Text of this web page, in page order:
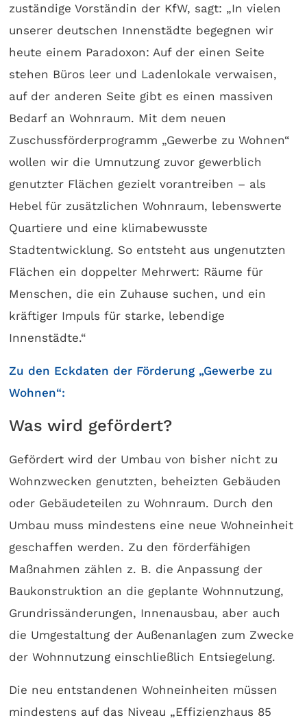
zuständige Vorständin der KfW, sagt: „In vielen
unserer deutschen Innenstädte begegnen wir
heute einem Paradoxon: Auf der einen Seite
stehen Büros leer und Ladenlokale verwaisen,
auf der anderen Seite gibt es einen massiven
Bedarf an Wohnraum. Mit dem neuen
Zuschussförderprogramm „Gewerbe zu Wohnen“
wollen wir die Umnutzung zuvor gewerblich
genutzter Flächen gezielt vorantreiben – als
Hebel für zusätzlichen Wohnraum, lebenswerte
Quartiere und eine klimabewusste
Stadtentwicklung. So entsteht aus ungenutzten
Flächen ein doppelter Mehrwert: Räume für
Menschen, die ein Zuhause suchen, und ein
kräftiger Impuls für starke, lebendige
Innenstädte.“
Zu den Eckdaten der Förderung „Gewerbe zu
Wohnen“:
Was wird gefördert?
Gefördert wird der Umbau von bisher nicht zu
Wohnzwecken genutzten, beheizten Gebäuden
oder Gebäudeteilen zu Wohnraum. Durch den
Umbau muss mindestens eine neue Wohneinheit
geschaffen werden. Zu den förderfähigen
Maßnahmen zählen z. B. die Anpassung der
Baukonstruktion an die geplante Wohnnutzung,
Grundrissänderungen, Innenausbau, aber auch
die Umgestaltung der Außenanlagen zum Zwecke
der Wohnnutzung einschließlich Entsiegelung.
Die neu entstandenen Wohneinheiten müssen
mindestens auf das Niveau „Effizienzhaus 85